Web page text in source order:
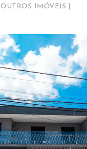
OUTROS IMÓVEIS